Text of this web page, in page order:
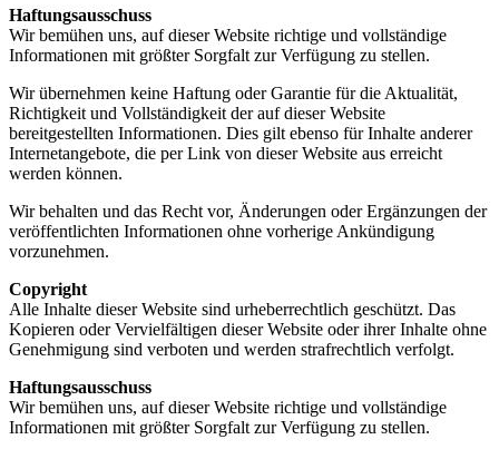
Haftungsausschuss
Wir bemühen uns, auf dieser Website richtige und vollständige
Informationen mit größter Sorgfalt zur Verfügung zu stellen.
Wir übernehmen keine Haftung oder Garantie für die Aktualität,
Richtigkeit und Vollständigkeit der auf dieser Website
bereitgestellten Informationen. Dies gilt ebenso für Inhalte anderer
Internetangebote, die per Link von dieser Website aus erreicht
werden können.
Wir behalten und das Recht vor, Änderungen oder Ergänzungen der
veröffentlichten Informationen ohne vorherige Ankündigung
vorzunehmen.
Copyright
Alle Inhalte dieser Website sind urheberrechtlich geschützt. Das
Kopieren oder Vervielfältigen dieser Website oder ihrer Inhalte ohne
Genehmigung sind verboten und werden strafrechtlich verfolgt.
Haftungsausschuss
Wir bemühen uns, auf dieser Website richtige und vollständige
Informationen mit größter Sorgfalt zur Verfügung zu stellen.